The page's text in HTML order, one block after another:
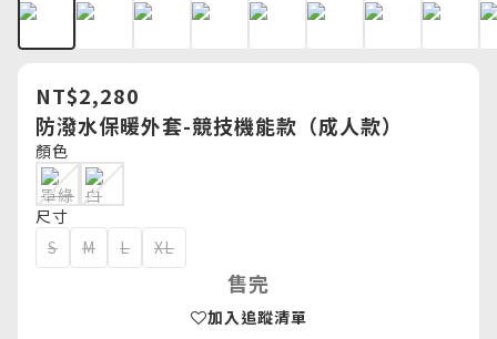
NT$2,280
防潑水保暖外套-競技機能款（成人款）
顏色
尺寸
S
M L XL
售完
加入追蹤清單